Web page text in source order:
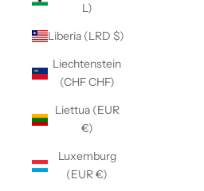
L)
Liberia (LRD $)
Liechtenstein
(CHF CHF)
Liettua (EUR
€)
Luxemburg
(EUR €)